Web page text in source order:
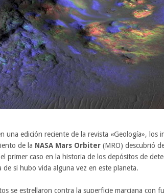
edición reciente de la revista «Geología», los
de la NASA Mars Orbiter (MRO) descubrió
primer caso en la historia de los depósitos de
si hubo vida alguna vez en este planeta.
se estrellaron contra la superficie marciana con